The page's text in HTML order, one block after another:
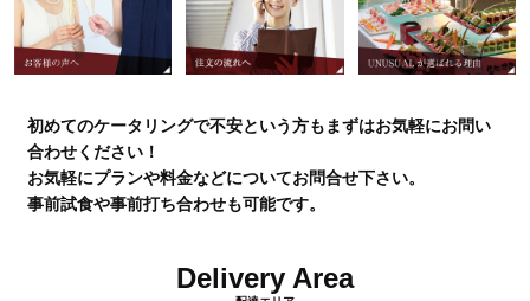
初めてのケータリングで不安という方もまずはお気軽にお問い
合わせください！
お気軽にプランや料金などについてお問合せ下さい。
事前試食や事前打ち合わせも可能です。
Delivery Area